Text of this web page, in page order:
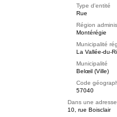
Type d'entité
Rue
Région
Montérégie
Municipalité
La Vallée-du-
Municipalité
Belœil (Ville)
Code
57040
Dans une
10, rue Boisclair